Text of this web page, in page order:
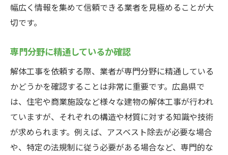
幅広く情報を集めて信頼できる業者を見極めることが大
切です。
専門分野に精通しているか確認
解体工事を依頼する際、業者が専門分野に精通している
かどうかを確認することは非常に重要です。広島県で
は、住宅や商業施設など様々な建物の解体工事が行われ
ていますが、それぞれの構造や材質に対する知識や技術
が求められます。例えば、アスベスト除去が必要な場合
や、特定の法規制に従う必要がある場合など、専門的な